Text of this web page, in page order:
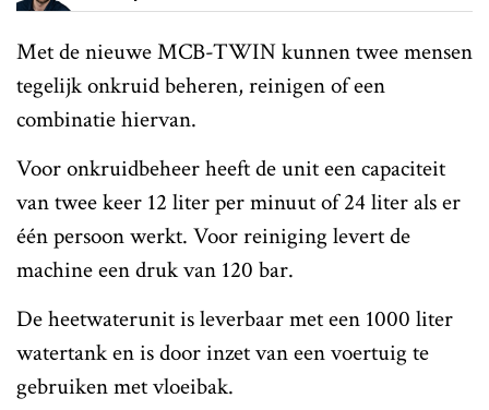
Met de nieuwe MCB-TWIN kunnen twee mensen
tegelijk onkruid beheren, reinigen of een
combinatie hiervan.
Voor onkruidbeheer heeft de unit een capaciteit
van twee keer 12 liter per minuut of 24 liter als er
één persoon werkt. Voor reiniging levert de
machine een druk van 120 bar.
De heetwaterunit is leverbaar met een 1000 liter
watertank en is door inzet van een voertuig te
gebruiken met vloeibak.